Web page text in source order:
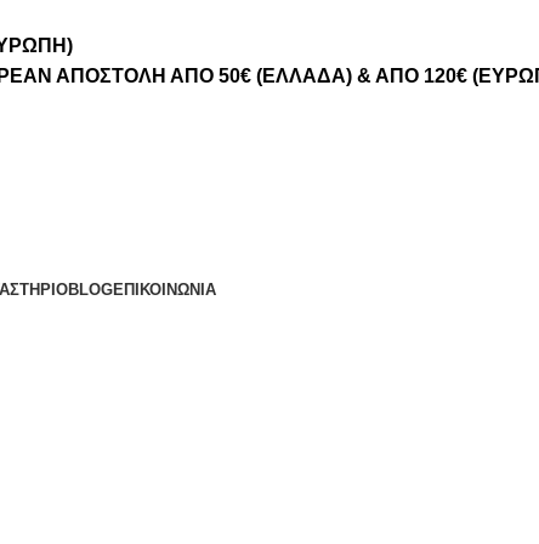
ΑΠΟΣΤΟΛΗ ΑΠΟ 50€ (ΕΛΛΑΔΑ) & ΑΠΟ 120€
BLOGΕΠΙΚΟΙΝΩΝΊΑ